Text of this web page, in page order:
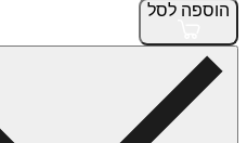
הוספה לסל